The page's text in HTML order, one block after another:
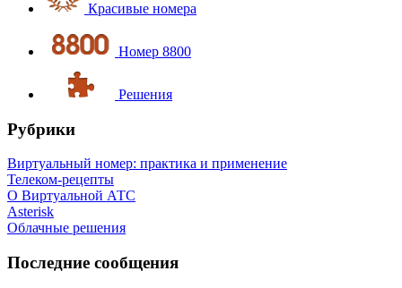
Красивые номера
Номер 8800
Решения
Рубрики
Виртуальный номер: практика и применение
Телеком-рецепты
О Виртуальной АТС
Asterisk
Облачные решения
Последние сообщения